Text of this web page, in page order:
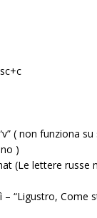
( non funziona su
)
(Le lettere russe
“Ligustro, Come